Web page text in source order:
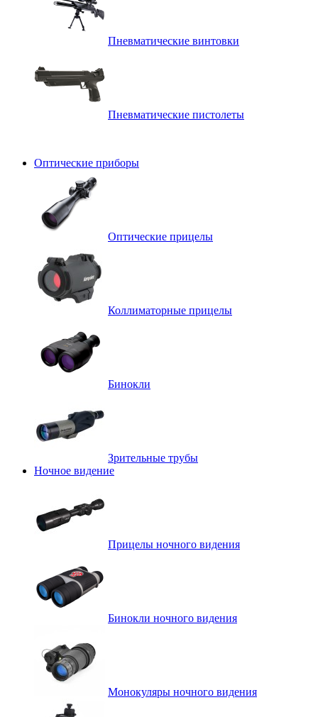
Пневматические винтовки
Пневматические пистолеты
Оптические приборы
Оптические прицелы
Коллиматорные прицелы
Бинокли
Зрительные трубы
Ночное видение
Прицелы ночного видения
Бинокли ночного видения
Монокуляры ночного видения